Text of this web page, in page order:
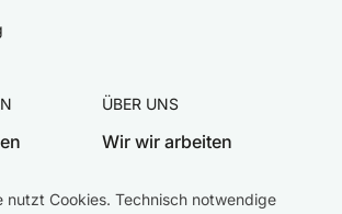
ÜBER UNS
Wir wir arbeiten
nutzt Cookies. Technisch notwendige